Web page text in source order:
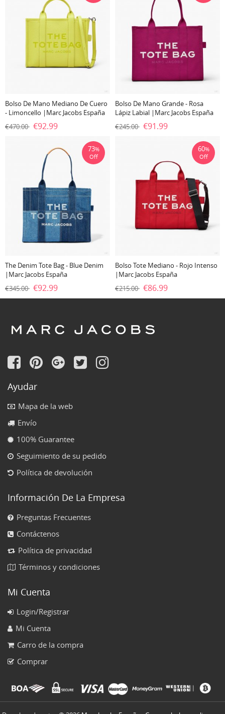
Bolso De Mano Mediano De Cuero
- Limoncello |Marc Jacobs España
€470.00 €92.99
Bolso De Mano Grande - Rosa
Lápiz Labial |Marc Jacobs España
€245.00 €91.99
The Denim Tote Bag - Blue Denim
|Marc Jacobs España
€345.00 €92.99
73%
Off
Bolso Tote Mediano - Rojo Intenso
|Marc Jacobs España
€215.00 €86.99
60%
Off
Ayudar
Mapa de la web
Envío
100% Guarantee
Seguimiento de su pedido
Política de devolución
Información De La Empresa
Preguntas Frecuentes
Contáctenos
Política de privacidad
Términos y condiciones
Mi Cuenta
Login/Registrar
Mi Cuenta
Carro de la compra
Comprar